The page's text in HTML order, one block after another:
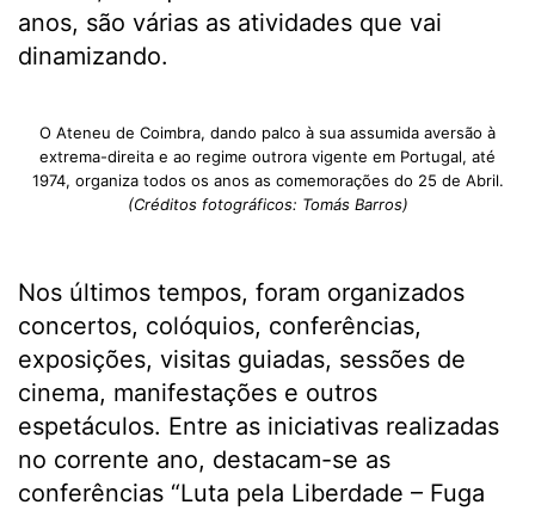
anos, são várias as atividades que vai
dinamizando.
O Ateneu de Coimbra, dando palco à sua assumida aversão à
extrema-direita e ao regime outrora vigente em Portugal, até
1974, organiza todos os anos as comemorações do 25 de Abril.
(Créditos fotográficos: Tomás Barros)
Nos últimos tempos, foram organizados
concertos, colóquios, conferências,
exposições, visitas guiadas, sessões de
cinema, manifestações e outros
espetáculos. Entre as iniciativas realizadas
no corrente ano, destacam-se as
conferências “Luta pela Liberdade – Fuga